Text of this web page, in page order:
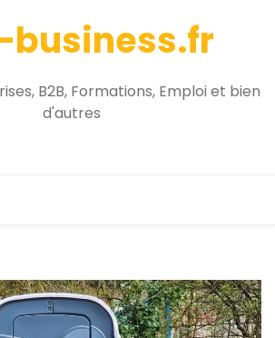
business.fr
B2B, Formations, Emploi et bien
d'autres